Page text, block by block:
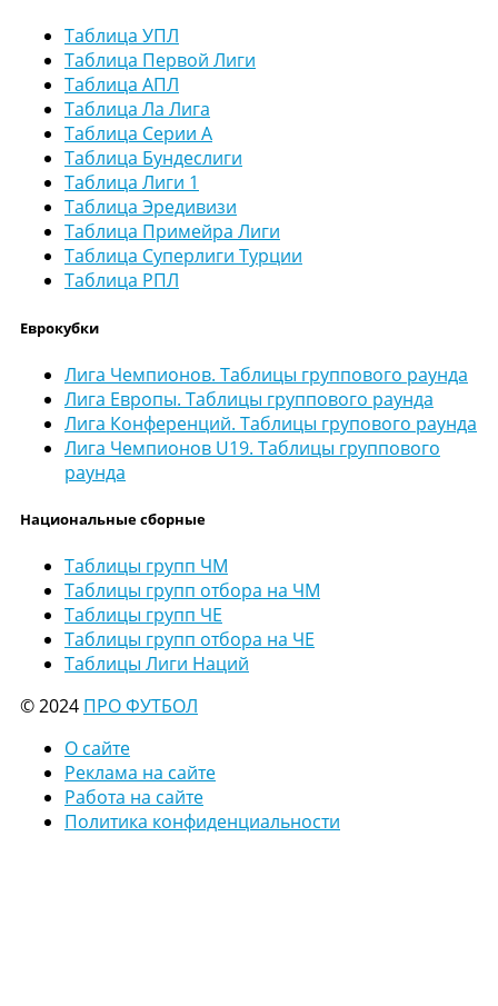
Таблица УПЛ
Таблица Первой Лиги
Таблица АПЛ
Таблица Ла Лига
Таблица Серии А
Таблица Бундеслиги
Таблица Лиги 1
Таблица Эредивизи
Таблица Примейра Лиги
Таблица Суперлиги Турции
Таблица РПЛ
Еврокубки
Лига Чемпионов. Таблицы группового раунда
Лига Европы. Таблицы группового раунда
Лига Конференций. Таблицы групового раунда
Лига Чемпионов U19. Таблицы группового
раунда
Национальные сборные
Таблицы групп ЧМ
Таблицы групп отбора на ЧМ
Таблицы групп ЧЕ
Таблицы групп отбора на ЧЕ
Таблицы Лиги Наций
© 2024 ПРО ФУТБОЛ
О сайте
Реклама на сайте
Работа на сайте
Политика конфиденциальности